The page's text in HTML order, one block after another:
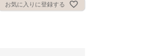
お気に入りに登録する